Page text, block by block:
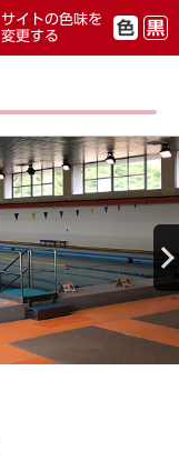
サイトの色味を
変更する
色 黒